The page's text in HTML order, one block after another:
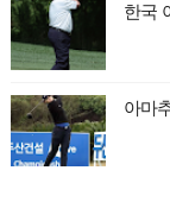
한국
아마